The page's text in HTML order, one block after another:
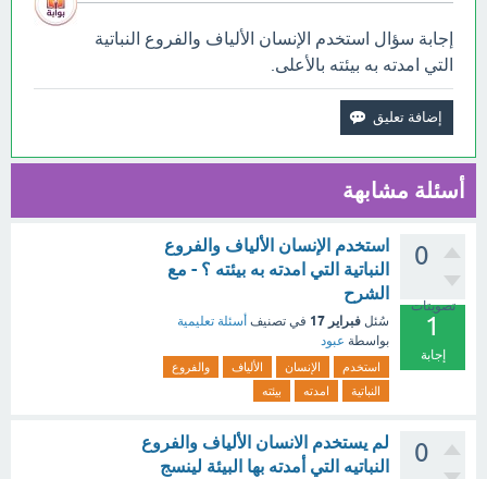
إجابة سؤال استخدم الإنسان الألياف والفروع النباتية
التي امدته به بيئته بالأعلى.
أسئلة مشابهة
0
تصويتات
1
إجابة
استخدم الإنسان الألياف والفروع
النباتية التي امدته به بيئته ؟ - مع
الشرح
سُئل فبراير 17 في تصنيف أسئلة تعليمية
بواسطة عبود
استخدم الإنسان الألياف
والفروع
النباتية
امدته بيئته
0
لم يستخدم الانسان الألياف والفروع
النباتيه التي أمدته بها البيئة لينسج